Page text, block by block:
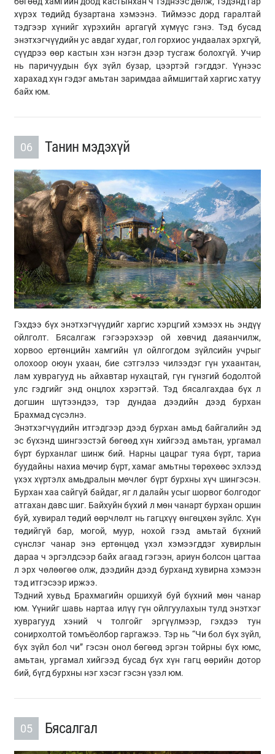
хүрэх төдийд бузартана хэмээнэ. Тиймээс дорд гаралтай
тэдгээр хүнийг хүрэхийн аргагүй хүмүүс гэнэ. Тэд бусад
энэтхэгчүүдийн ус авдаг худаг, гол горхиос ундаалах эрхгүй,
сүүдрээ өөр кастын хэн нэгэн дээр тусгаж болохгүй. Учир
нь паричуудын бүх зүйл бузар, цээртэй гэгддэг. Үүнээс
харахад хүн гэдэг амьтан заримдаа аймшигтай харгис хатуу
байх юм.
06 Танин мэдэхүй
Гэхдээ бүх энэтхэгчүүдийг харгис хэрцгий хэмээх нь эндүү
ойлголт. Бясалгаж гэгээрэхээр ой хөвчид даяанчилж,
хорвоо ертөнцийн хамгийн үл ойлгогдом зүйлсийн учрыг
олохоор оюун ухаан, бие сэтгэлээ чилээдэг гүн ухаантан,
лам хуврагууд нь айхавтар нухацтай, гүн гүнзгий бодолтой
улс гэдгийг энд онцлох хэрэгтэй. Тэд бясалгахдаа бүх л
догшин шүтээндээ, тэр дундаа дээдийн дээд бурхан
Брахмад сүсэлнэ.
Энэтхэгчүүдийн итгэдгээр дээд бурхан амьд байгалийн эд
эс бүхэнд шингээстэй бөгөөд хүн хийгээд амьтан, ургамал
бүрт бурханлаг шинж бий. Нарны цацраг туяа бүрт, тариа
буудайны нахиа мөчир бүрт, хамаг амьтны төрөхөөс эхлээд
үхэх хүртэлх амьдралын мөчлөг бүрт бурхны хүч шингэсэн.
Бурхан хаа сайгүй байдаг, яг л далайн усыг шорвог болгодог
атгахан давс шиг. Байхуйн бүхий л мөн чанарт бурхан оршин
буй, хувирал төдий өөрчлөлт нь гагцхүү өнгөцхөн зүйлс. Хүн
төдийгүй бар, могой, муур, нохой гээд амьтай бүхний
сүнслэг чанар энэ ертөнцөд үхэл хэмээгддэг хувирлын
дараа ч эргэлдсээр байх агаад гэгээн, ариун болсон цагтаа
л эрх чөлөөгөө олж, дээдийн дээд бурханд хувирна хэмээн
тэд итгэсээр иржээ.
Тэдний хувьд Брахмагийн оршихуй буй бүхний мөн чанар
юм. Үүнийг шавь нартаа илүү гүн ойлгуулахын тулд энэтхэг
хуврагууд хэний ч толгойг эргүүлмээр, гэхдээ тун
сонирхолтой томъёолбор гаргажээ. Тэр нь “Чи бол бүх зүйл,
бүх зүйл бол чи” гэсэн онол бөгөөд эргэн тойрны бүх юмс,
амьтан, ургамал хийгээд бусад бүх хүн гагц өөрийн дотор
бий, бүгд бурхны нэг хэсэг гэсэн үзэл юм.
05 Бясалгал